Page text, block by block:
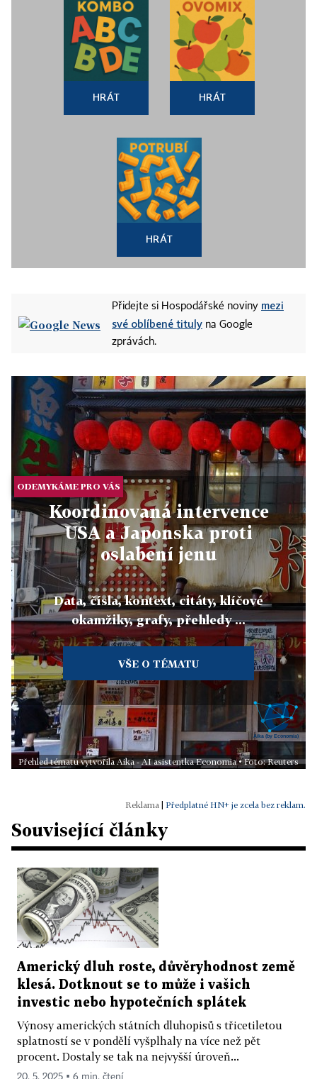
HRÁT HRÁT
HRÁT
Přidejte si Hospodářské noviny mezi
své oblíbené tituly na Google
zprávách.
ODEMYKÁME PRO VÁS
Koordinovaná intervence
USA a Japonska proti
oslabení jenu
Data, čísla, kontext, citáty, klíčové
okamžiky, grafy, přehledy ...
VŠE O TÉMATU
Přehled tématu vytvořila Aika - AI asistentka Economia • Foto: Reuters
Předplatné HN+ je zcela bez reklam.
Související články
Americký dluh roste, důvěryhodnost země
klesá. Dotknout se to může i vašich
investic nebo hypotečních splátek
Výnosy amerických státních dluhopisů s třicetiletou
splatností se v pondělí vyšplhaly na více než pět
procent. Dostaly se tak na nejvyšší úroveň...
20. 5. 2025 ▪ 6 min. čtení